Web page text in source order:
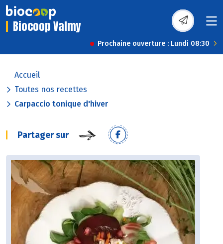
Biocoop Valmy
Prochaine ouverture : Lundi 08:30
Accueil
Toutes nos recettes
Carpaccio tonique d'hiver
Partager sur